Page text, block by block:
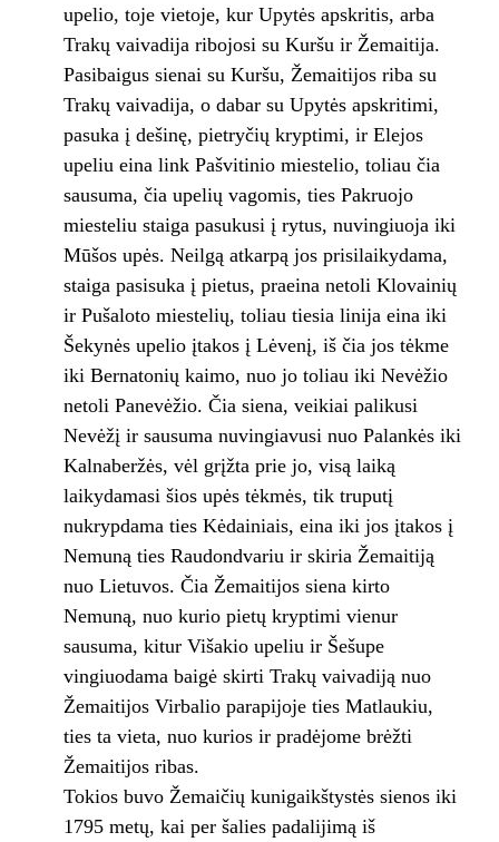
upelio, toje vietoje, kur Upytės apskritis, arba
Trakų vaivadija ribojosi su Kuršu ir Žemaitija.
Pasibaigus sienai su Kuršu, Žemaitijos riba su
Trakų vaivadija, o dabar su Upytės apskritimi,
pasuka į dešinę, pietryčių kryptimi, ir Elejos
upeliu eina link Pašvitinio miestelio, toliau čia
sausuma, čia upelių vagomis, ties Pakruojo
miesteliu staiga pasukusi į rytus, nuvingiuoja iki
Mūšos upės. Neilgą atkarpą jos prisilaikydama,
staiga pasisuka į pietus, praeina netoli Klovainių
ir Pušaloto miestelių, toliau tiesia linija eina iki
Šekynės upelio įtakos į Lėvenį, iš čia jos tėkme
iki Bernatonių kaimo, nuo jo toliau iki Nevėžio
netoli Panevėžio. Čia siena, veikiai palikusi
Nevėžį ir sausuma nuvingiavusi nuo Palankės iki
Kalnaberžės, vėl grįžta prie jo, visą laiką
laikydamasi šios upės tėkmės, tik truputį
nukrypdama ties Kėdainiais, eina iki jos įtakos į
Nemuną ties Raudondvariu ir skiria Žemaitiją
nuo Lietuvos. Čia Žemaitijos siena kirto
Nemuną, nuo kurio pietų kryptimi vienur
sausuma, kitur Višakio upeliu ir Šešupe
vingiuodama baigė skirti Trakų vaivadiją nuo
Žemaitijos Virbalio parapijoje ties Matlaukiu,
ties ta vieta, nuo kurios ir pradėjome brėžti
Žemaitijos ribas.
Tokios buvo Žemaičių kunigaikštystės sienos iki
1795 metų, kai per šalies padalijimą iš